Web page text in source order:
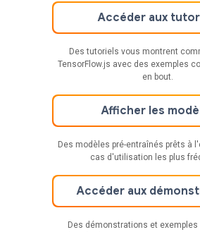
Accéder aux
Des tutoriels vous montrent
TensorFlow.js avec des exemples
en bout.
Afficher les
Des modèles pré-entraînés prêts à
cas d'utilisation les plus
Accéder aux
Des démonstrations et exemples